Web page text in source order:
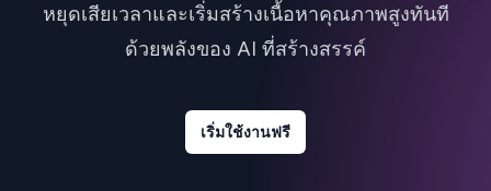
หยุดเสียเวลาและเริ่มสร้างเนื้อหาคุณภาพสูงทันที
ด้วยพลังของ AI ที่สร้างสรรค์
เริ่มใช้งานฟรี